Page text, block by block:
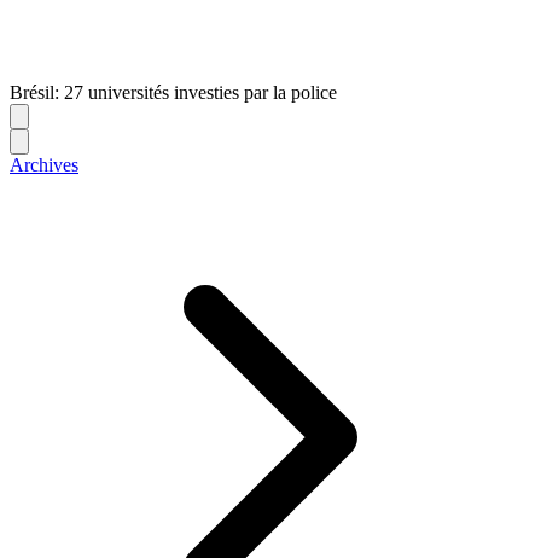
Brésil: 27 universités investies par la police
Archives